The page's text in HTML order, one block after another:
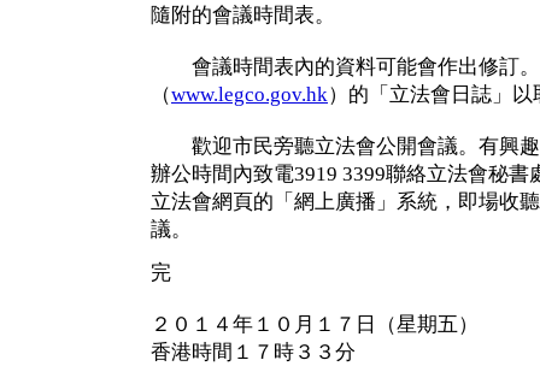
隨附的會議時間表。
會議時間表內的資料可能會作出修訂。
（www.legco.gov.hk）的「立法會日誌」
歡迎市民旁聽立法會公開會議。有興趣
辦公時間內致電3919 3399聯絡立法會秘
立法會網頁的「網上廣播」系統，即場收
議。
完
２０１４年１０月１７日（星期五）
香港時間１７時３３分